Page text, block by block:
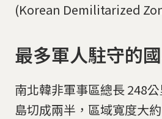
(Korean Demilitarized
最多軍人駐守的
南北韓非軍事區總長 248
島切成兩半，區域寬度大